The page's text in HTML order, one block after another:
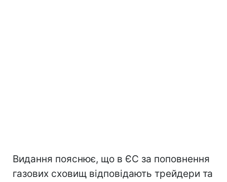
Видання пояснює, що в ЄС за поповнення
газових сховищ відповідають трейдери та